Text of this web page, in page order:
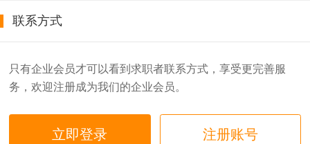
联系方式
只有企业会员才可以看到求职者联系方式，享受更完善服
务，欢迎注册成为我们的企业会员。
立即登录 注册账号